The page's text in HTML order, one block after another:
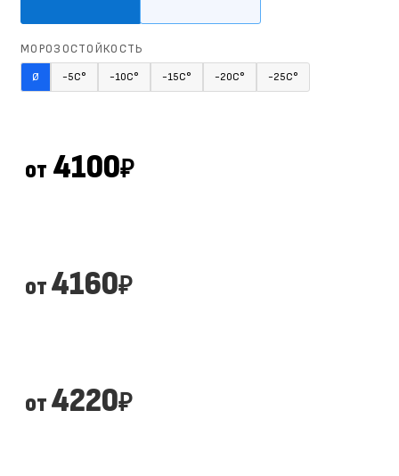
МОРОЗОСТОЙКОСТЬ
Ø -5С° -10С° -15С° -20С° -25С°
от 4100₽
от4160₽
от4220₽